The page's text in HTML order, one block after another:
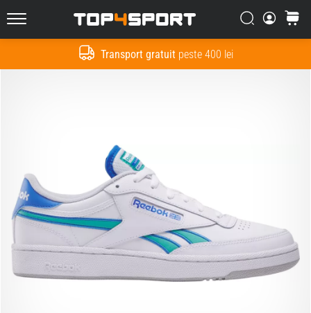
Transport gratuitpeste 400 lei
Top4Sport.ro Căutare
Cos